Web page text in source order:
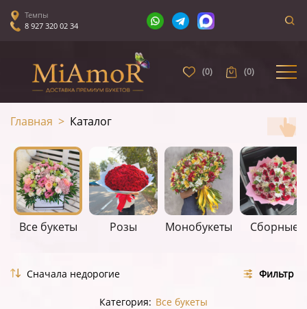
Темпы
8 927 320 02 34
(0) (0)
Главная > Каталог
Все букеты Розы Монобукеты Сборные
Категория: Все букеты
Фильтр